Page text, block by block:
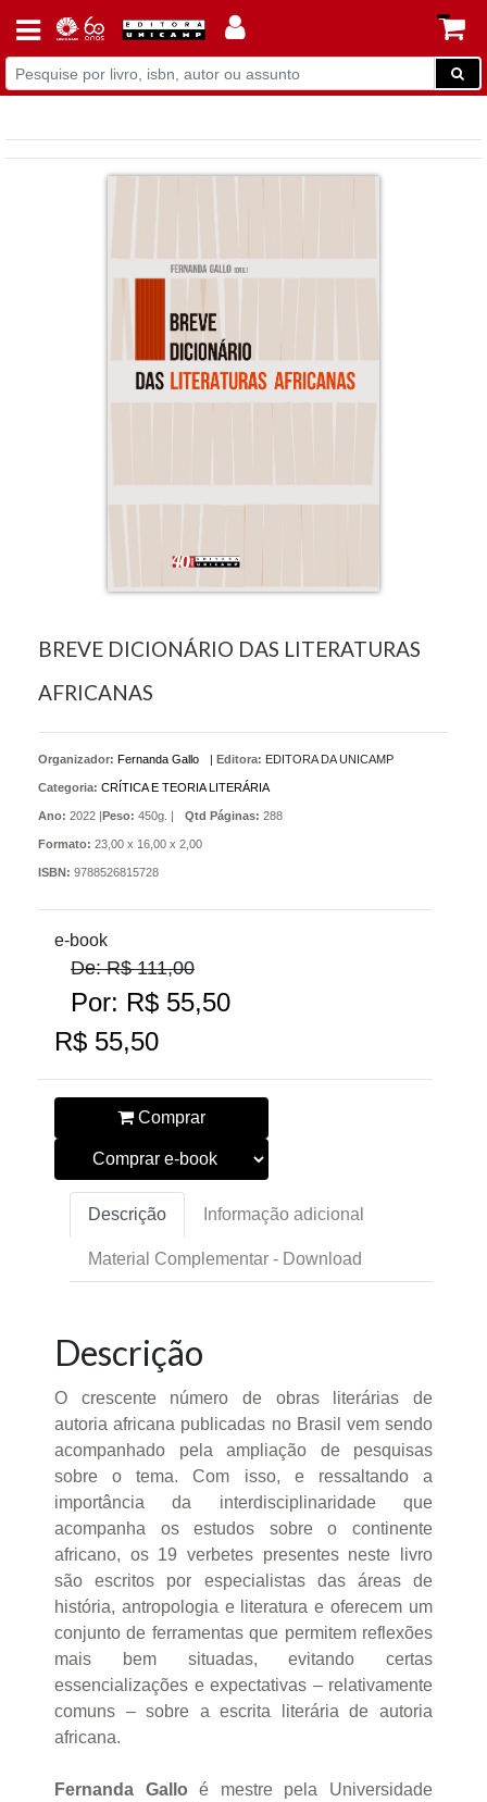
BREVE DICIONÁRIO DAS LITERATURAS
AFRICANAS
Organizador: Fernanda Gallo | Editora: EDITORA DA UNICAMP
Categoria: CRÍTICA E TEORIA LITERÁRIA
Ano: 2022 |Peso: 450g. | Qtd Páginas: 288
Formato: 23,00 x 16,00 x 2,00
ISBN: 9788526815728
e-book
De: R$ 111,00
Por: R$ 55,50
R$ 55,50
Comprar
Descrição Informação adicional
Material Complementar - Download
Descrição
O crescente número de obras literárias de
autoria africana publicadas no Brasil vem sendo
acompanhado pela ampliação de pesquisas
sobre o tema. Com isso, e ressaltando a
importância da interdisciplinaridade que
acompanha os estudos sobre o continente
africano, os 19 verbetes presentes neste livro
são escritos por especialistas das áreas de
história, antropologia e literatura e oferecem um
conjunto de ferramentas que permitem reflexões
mais bem situadas, evitando certas
essencializações e expectativas – relativamente
comuns – sobre a escrita literária de autoria
africana.
Fernanda Gallo é mestre pela Universidade